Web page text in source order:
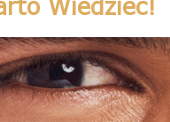
Wiedzieć!